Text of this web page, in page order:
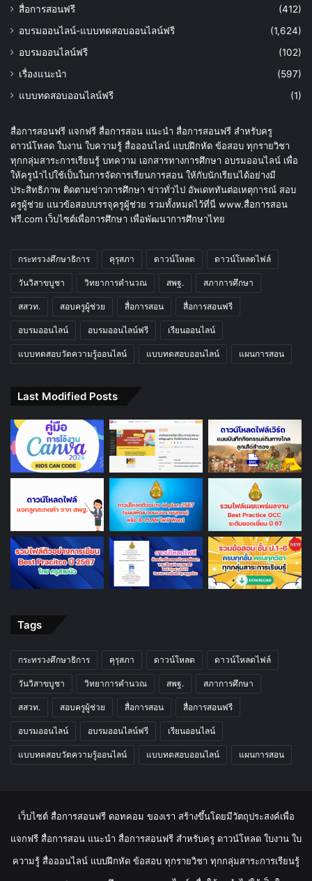
สื่อการสอนฟรี
(412)
อบรมออนไลน์-แบบทดสอบออนไลน์ฟรี
(1,624)
อบรมออนไลน์ฟรี
(102)
เรื่องแนะนำ
(597)
แบบทดสอบออนไลน์ฟรี
(1)
สื่อการสอนฟรี แจกฟรี สื่อการสอน แนะนำ สื่อการสอนฟรี สำหรับครู
ดาวน์โหลด ใบงาน ใบความรู้ สื่อออนไลน์ แบบฝึกหัด ข้อสอบ ทุกรายวิชา
ทุกกลุ่มสาระการเรียนรู้ บทความ เอกสารทางการศึกษา อบรมออนไลน์ เพื่อ
ให้ครูนำไปใช้เป็นในการจัดการเรียนการสอน ให้กับนักเรียนได้อย่างมี
ประสิทธิภาพ ติดตามข่าวการศึกษา ข่าวทั่วไป อัพเดททันต่อเหตุการณ์ สอบ
ครูผู้ช่วย แนวข้อสอบบรรจุครูผู้ช่วย รวมทั้งหมดไว้ที่นี่ www.สื่อการสอน
ฟรี.com เว็บไซต์เพื่อการศึกษา เพื่อพัฒนาการศึกษาไทย
กระทรวงศึกษาธิการ คุรุสภา ดาวน์โหลด ดาวน์โหลดไฟล์
วันวิสาขบูชา วิทยาการคำนวณ สพฐ. สภาการศึกษา
สสวท. สอบครูผู้ช่วย สื่อการสอน สื่อการสอนฟรี
อบรมออนไลน์ อบรมออนไลน์ฟรี เรียนออนไลน์
แบบทดสอบวัดความรู้ออนไลน์ แบบทดสอบออนไลน์ แผนการสอน
Last Modified Posts
Tags
กระทรวงศึกษาธิการ คุรุสภา ดาวน์โหลด ดาวน์โหลดไฟล์
วันวิสาขบูชา วิทยาการคำนวณ สพฐ. สภาการศึกษา
สสวท. สอบครูผู้ช่วย สื่อการสอน สื่อการสอนฟรี
อบรมออนไลน์ อบรมออนไลน์ฟรี เรียนออนไลน์
แบบทดสอบวัดความรู้ออนไลน์ แบบทดสอบออนไลน์ แผนการสอน
เว็บไซต์ สื่อการสอนฟรี ดอทคอม ของเรา สร้างขึ้นโดยมีวัตถุประสงค์เพื่อ
แจกฟรี สื่อการสอน แนะนำ สื่อการสอนฟรี สำหรับครู ดาวน์โหลด ใบงาน ใบ
ความรู้ สื่อออนไลน์ แบบฝึกหัด ข้อสอบ ทุกรายวิชา ทุกกลุ่มสาระการเรียนรู้